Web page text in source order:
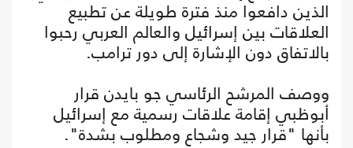
الذين دافعوا منذ فترة طويلة عن تطبيع
العلاقات بين إسرائيل والعالم العربي رحبوا
بالاتفاق دون الإشارة إلى دور ترامب.
ووصف المرشح الرئاسي جو بايدن قرار
أبوظبي إقامة علاقات رسمية مع إسرائيل
بأنها "قرار جيد وشجاع ومطلوب بشدة".